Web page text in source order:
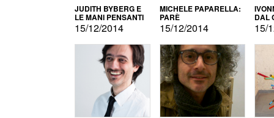
JUDITH BYBERG E
LE MANI PENSANTI
15/12/2014
MICHELE PAPARELLA:
PARÈ
15/12/2014
DAL
15/